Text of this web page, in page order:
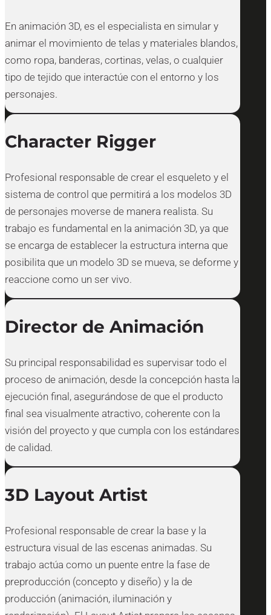
En animación 3D, es el especialista en simular y
animar el movimiento de telas y materiales blandos,
como ropa, banderas, cortinas, velas, o cualquier
tipo de tejido que interactúe con el entorno y los
personajes.
Character Rigger
Profesional responsable de crear el esqueleto y el
sistema de control que permitirá a los modelos 3D
de personajes moverse de manera realista. Su
trabajo es fundamental en la animación 3D, ya que
se encarga de establecer la estructura interna que
posibilita que un modelo 3D se mueva, se deforme y
reaccione como un ser vivo.
Director de Animación
Su principal responsabilidad es supervisar todo el
proceso de animación, desde la concepción hasta la
ejecución final, asegurándose de que el producto
final sea visualmente atractivo, coherente con la
visión del proyecto y que cumpla con los estándares
de calidad.
3D Layout Artist
Profesional responsable de crear la base y la
estructura visual de las escenas animadas. Su
trabajo actúa como un puente entre la fase de
preproducción (concepto y diseño) y la de
producción (animación, iluminación y